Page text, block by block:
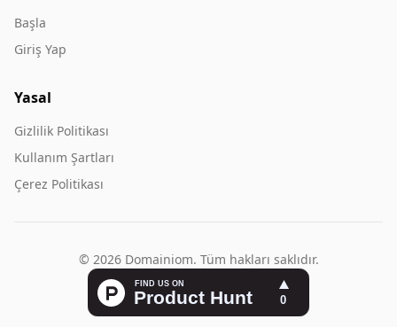
Başla
Giriş Yap
Yasal
Gizlilik Politikası
Kullanım Şartları
Çerez Politikası
© 2026 Domainiom. Tüm hakları saklıdır.